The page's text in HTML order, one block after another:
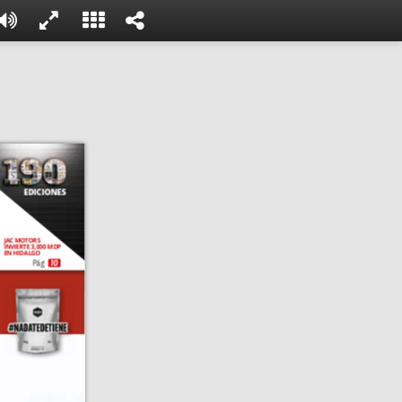
EDICIONES
JAC MOTORS
INVIERTE 3,000 MDP
EN HIDALGO
10
Pág